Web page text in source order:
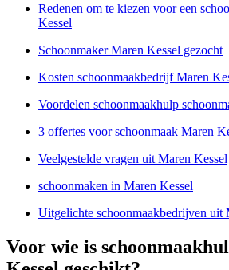
Redenen om te kiezen voor een
Kessel
Schoonmaker Maren Kessel gezocht
Kosten schoonmaakbedrijf Maren
Voordelen schoonmaakhulp
3 offertes voor schoonmaak Maren
Veelgestelde vragen uit Maren Kessel
schoonmaken in Maren Kessel
Uitgelichte schoonmaakbedrijven uit
Voor wie is